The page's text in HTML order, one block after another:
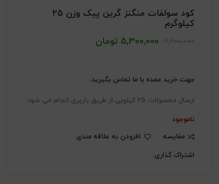
کود سولفات منگنز گرین پیک وزن 25
کیلوگرم
5,300,000 تومان
جهت خرید عمده با ما تماس بگیرید.
ارسال محصولات 25 کیلویی از طریق باربری انجام می شود.
ناموجود
مقایسه
افزودن به علاقه مندی
اشتراک گذاری: